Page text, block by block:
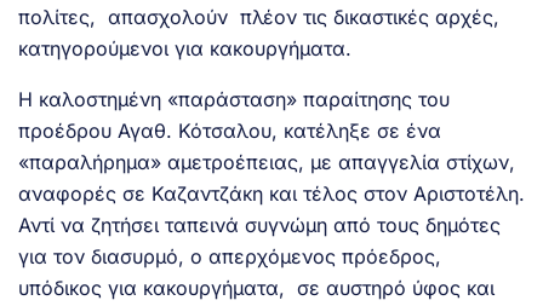
πολίτες, απασχολούν πλέον τις δικαστικές αρχές,
κατηγορούμενοι για κακουργήματα.
Η καλοστημένη «παράσταση» παραίτησης του
προέδρου Αγαθ. Κότσαλου, κατέληξε σε ένα
«παραλήρημα» αμετροέπειας, με απαγγελία στίχων,
αναφορές σε Καζαντζάκη και τέλος στον Αριστοτέλη.
Αντί να ζητήσει ταπεινά συγνώμη από τους δημότες
για τον διασυρμό, ο απερχόμενος πρόεδρος,
υπόδικος για κακουργήματα, σε αυστηρό ύφος και